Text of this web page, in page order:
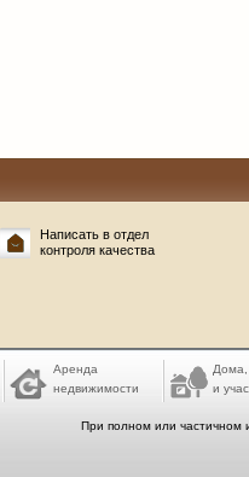
Написать в отдел
контроля качества
Аренда
недвижимости
Дома,
и
При полном или частичном